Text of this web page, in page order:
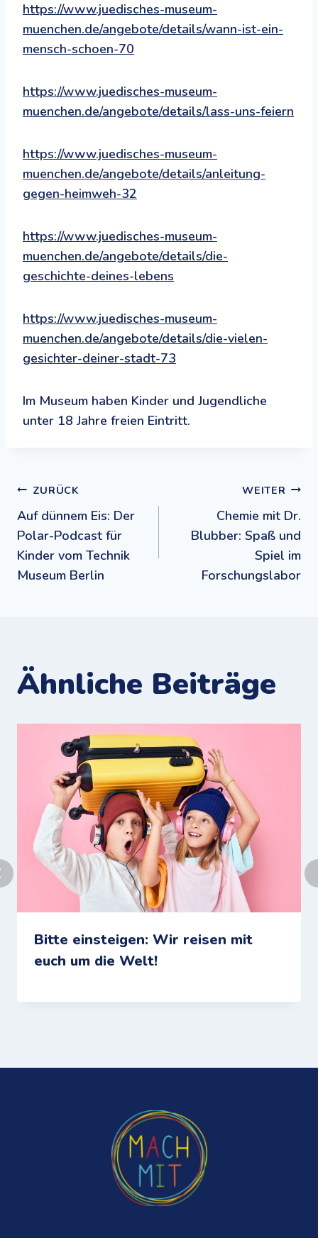
https://www.juedisches-museum-
muenchen.de/angebote/details/wann-ist-ein-
mensch-schoen-70
https://www.juedisches-museum-
muenchen.de/angebote/details/lass-uns-feiern
https://www.juedisches-museum-
muenchen.de/angebote/details/anleitung-
gegen-heimweh-32
https://www.juedisches-museum-
muenchen.de/angebote/details/die-
geschichte-deines-lebens
https://www.juedisches-museum-
muenchen.de/angebote/details/die-vielen-
gesichter-deiner-stadt-73
Im Museum haben Kinder und Jugendliche
unter 18 Jahre freien Eintritt.
Beitragsnavigation
ZURÜCK
Auf dünnem Eis: Der
Polar-Podcast für
Kinder vom Technik
Museum Berlin
WEITER
Chemie mit Dr.
Blubber: Spaß und
Spiel im
Forschungslabor
Ähnliche Beiträge
Bitte einsteigen: Wir reisen mit
euch um die Welt!